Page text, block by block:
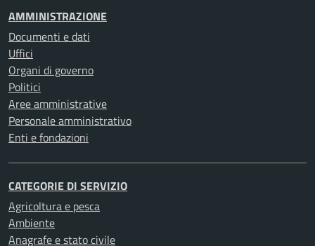
AMMINISTRAZIONE
Documenti e dati
Uffici
Organi di governo
Politici
Aree amministrative
Personale amministrativo
Enti e fondazioni
CATEGORIE DI SERVIZIO
Agricoltura e pesca
Ambiente
Anagrafe e stato civile